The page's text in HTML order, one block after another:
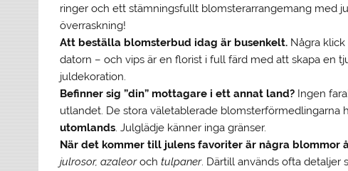
ringer och ett stämningsfullt blomsterarrangemang med
överraskning!
Att beställa blomsterbud idag är busenkelt. Några
datorn – och vips är en florist i full färd med att skapa en
juldekoration.
Befinner sig ”din” mottagare i ett annat land? Ingen
utlandet. De stora väletablerade blomsterförmedlingarna
utomlands. Julglädje känner inga gränser.
När det kommer till julens favoriter är några blommor
julrosor, azaleorochtulpaner. Därtill används ofta detaljer